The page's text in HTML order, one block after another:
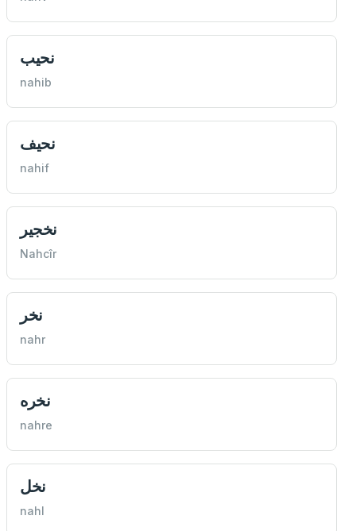
نحیب
nahib
نحیف
nahif
نخجير
Nahcîr
نخر
nahr
نخره
nahre
نخل
nahl